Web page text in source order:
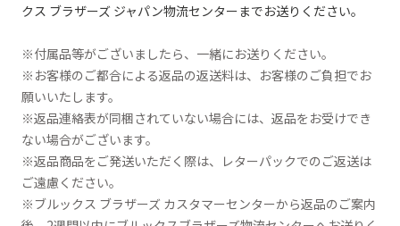
クス ブラザーズ ジャパン物流センターまでお送りください。
※付属品等がございましたら、一緒にお送りください。
※お客様のご都合による返品の返送料は、お客様のご負担でお
願いいたします。
※返品連絡表が同梱されていない場合には、返品をお受けでき
ない場合がございます。
※返品商品をご発送いただく際は、レターパックでのご返送は
ご遠慮ください。
※ブルックス ブラザーズ カスタマーセンターから返品のご案内